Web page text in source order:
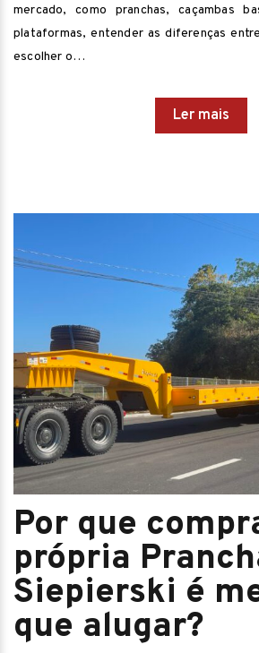
mercado, como pranchas, caçambas
plataformas, entender as diferenças
escolher o…
Ler mais
Por que
própria
Siepierski é
que alugar?